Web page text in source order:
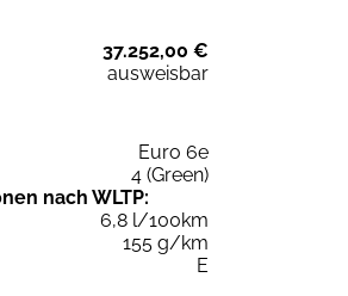
37.252,00 €
ausweisbar
Euro 6e
4 (Green)
nach WLTP:
6,8 l/100km
155 g/km
E